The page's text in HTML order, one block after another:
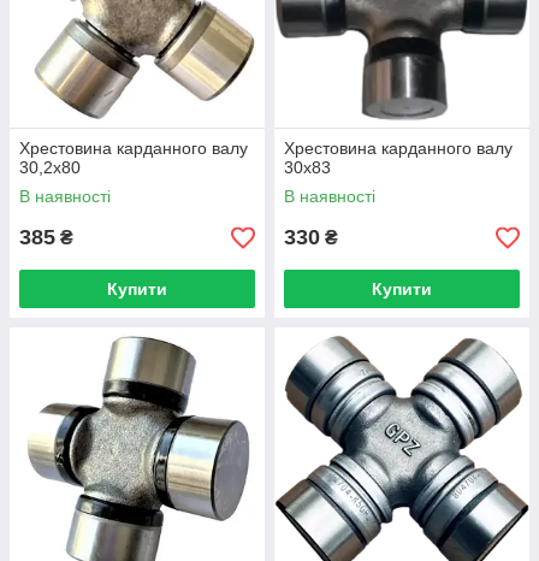
Хрестовина карданного валу
30,2х80
В наявності
385 ₴
Купити
Хрестовина карданного валу
30х83
В наявності
330 ₴
Купити